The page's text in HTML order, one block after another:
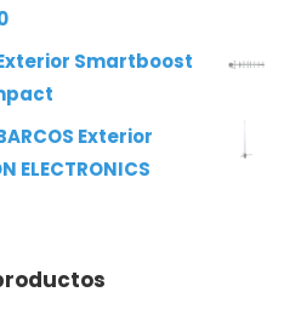
Smartboost
Exterior
ELECTRONICS